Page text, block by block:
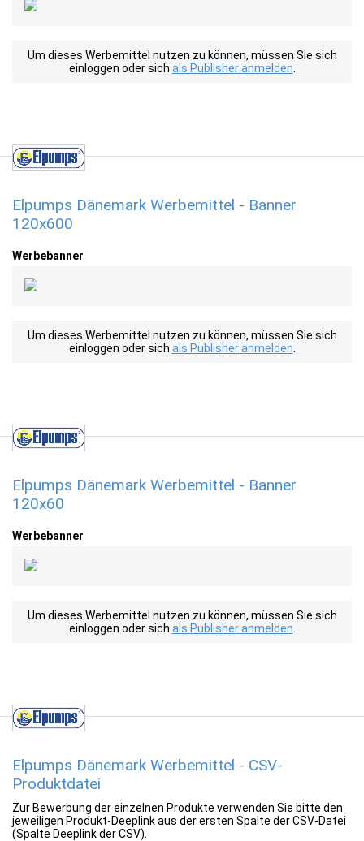
Um dieses Werbemittel nutzen zu können, müssen Sie sich
einloggen oder sich als Publisher anmelden
Elpumps Dänemark Werbemittel - Banner
120x600
Werbebanner
Um dieses Werbemittel nutzen zu können, müssen Sie sich
einloggen oder sich als Publisher anmelden
Elpumps Dänemark Werbemittel - Banner
120x60
Werbebanner
Um dieses Werbemittel nutzen zu können, müssen Sie sich
einloggen oder sich als Publisher anmelden
Elpumps Dänemark Werbemittel - CSV-
Produktdatei
Zur Bewerbung der einzelnen Produkte verwenden Sie bitte den
jeweiligen Produkt-Deeplink aus der ersten Spalte der CSV-Datei
(Spalte Deeplink der CSV).